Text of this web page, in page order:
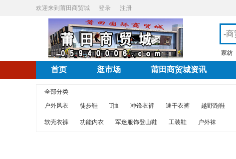
欢迎来到莆田商贸城 登录 注册
家纺
首页 逛市场 莆田商贸城资讯
全部分类
户外风衣
徒步鞋 T恤 冲锋衣裤 速干衣裤 越野跑鞋
软壳衣裤 功能内衣 军迷服饰登山鞋 工装鞋 户外袜